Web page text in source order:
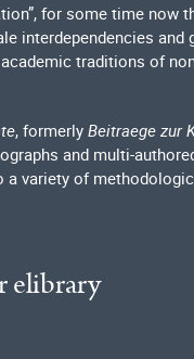
for some time now
interdependencies and
traditions of
, formerly Beitraege zur
and multi-
variety of
elibrary